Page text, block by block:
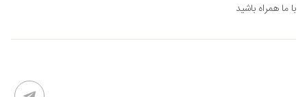
با ما همراه باشید